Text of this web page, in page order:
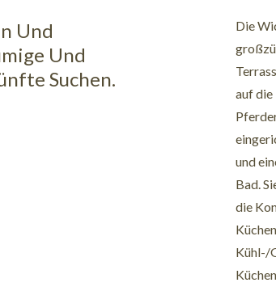
Und
Und
Suchen.
Die
auf die
und
Bad.
die
Kühl-/